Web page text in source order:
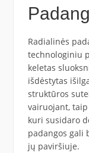
Radialinės
technologiniu
keletas
išdėstytas
struktūros
vairuojant,
kuri susidaro
padangos gali
jų paviršiuje.